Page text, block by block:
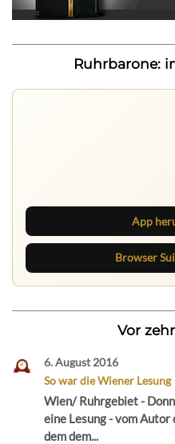
Ruhrbarone:
App
Browser
Vor
6. August 2016
So war die Wiener Lesung
Wien/ Ruhrgebiet -
eine Lesung - vom
dem dem...